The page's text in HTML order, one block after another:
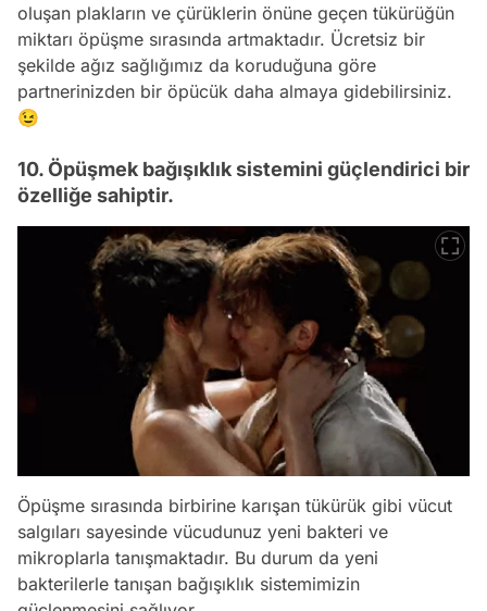
oluşan plakların ve çürüklerin önüne geçen tükürüğün
miktarı öpüşme sırasında artmaktadır. Ücretsiz bir
şekilde ağız sağlığımız da koruduğuna göre
partnerinizden bir öpücük daha almaya gidebilirsiniz.
😉
10. Öpüşmek bağışıklık sistemini güçlendirici bir
özelliğe sahiptir.
Öpüşme sırasında birbirine karışan tükürük gibi vücut
salgıları sayesinde vücudunuz yeni bakteri ve
mikroplarla tanışmaktadır. Bu durum da yeni
bakterilerle tanışan bağışıklık sistemimizin